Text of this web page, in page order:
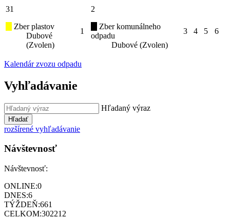
31
Zber plastov
Dubové
(Zvolen)
1
2
Zber komunálneho
odpadu
Dubové (Zvolen)
3 4 5 6
Kalendár zvozu odpadu
Vyhľadávanie
Hľadaný výraz
Hľadať
rozšírené vyhľadávanie
Návštevnosť
Návštevnosť:
ONLINE:0
DNES:6
TÝŽDEŇ:661
CELKOM:302212